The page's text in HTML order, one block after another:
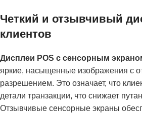
Четкий и отзывчивый
клиентов
Дисплеи POS с сенсорным
яркие, насыщенные изображения с
разрешением. Это означает, что
детали транзакции, что снижает
Отзывчивые сенсорные экраны